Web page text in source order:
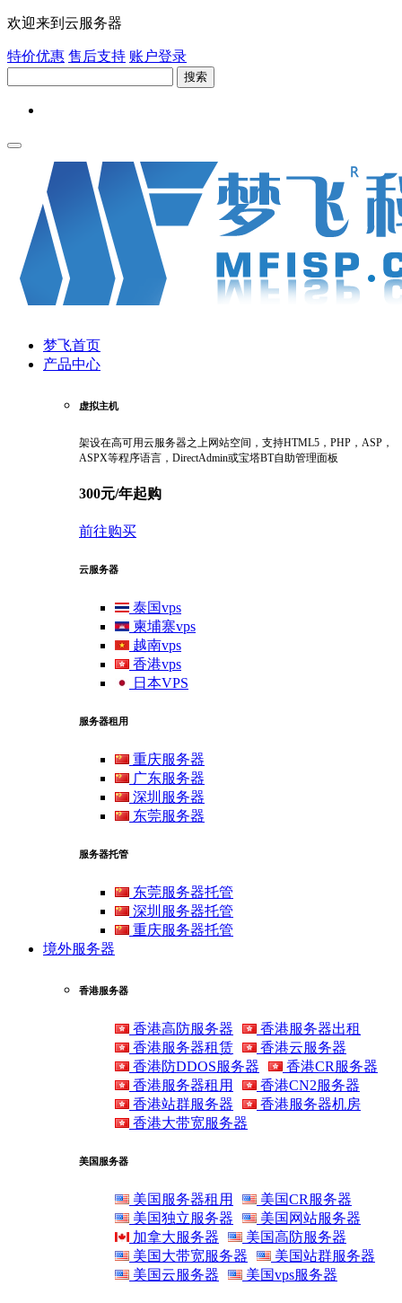
欢迎来到云服务器
特价优惠 售后支持 账户登录
搜索
梦飞首页
产品中心
虚拟主机
架设在高可用云服务器之上网站空间，支持HTML5，PHP，ASP，
ASPX等程序语言，DirectAdmin或宝塔BT自助管理面板
300元/年起购
前往购买
云服务器
泰国vps
柬埔寨vps
越南vps
香港vps
日本VPS
服务器租用
重庆服务器
广东服务器
深圳服务器
东莞服务器
服务器托管
东莞服务器托管
深圳服务器托管
重庆服务器托管
境外服务器
香港服务器
香港高防服务器
香港服务器出租
香港服务器租赁
香港云服务器
香港防DDOS服务器
香港CR服务器
香港服务器租用
香港CN2服务器
香港站群服务器
香港服务器机房
香港大带宽服务器
美国服务器
美国服务器租用
美国CR服务器
美国独立服务器
美国网站服务器
加拿大服务器
美国高防服务器
美国大带宽服务器
美国站群服务器
美国云服务器
美国vps服务器